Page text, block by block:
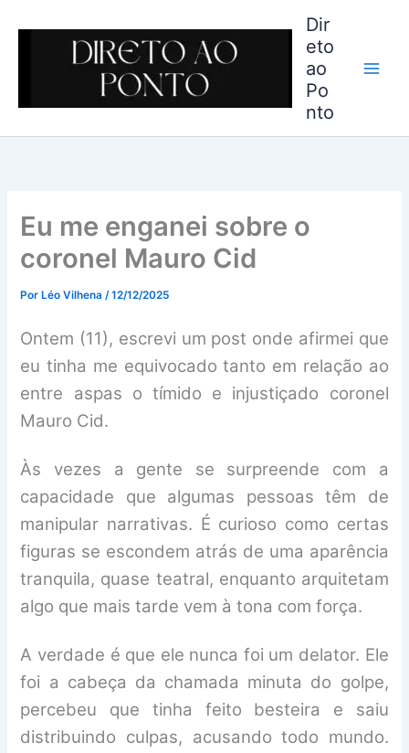
para
Dir
eto
ao
Po
nto
Eu me enganei sobre o
coronel Mauro Cid
Por Léo Vilhena/12/12/2025
Ontem (11), escrevi um post onde afirmei que
eu tinha me equivocado tanto em relação ao
entre aspas o tímido e injustiçado coronel
Mauro Cid.
Às vezes a gente se surpreende com a
capacidade que algumas pessoas têm de
manipular narrativas. É curioso como certas
figuras se escondem atrás de uma aparência
tranquila, quase teatral, enquanto arquitetam
algo que mais tarde vem à tona com força.
A verdade é que ele nunca foi um delator. Ele
foi a cabeça da chamada minuta do golpe,
percebeu que tinha feito besteira e saiu
distribuindo culpas, acusando todo mundo.